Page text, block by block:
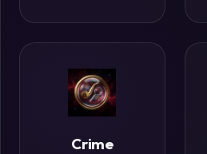
Mente
Mistérios
Históricos
Crime